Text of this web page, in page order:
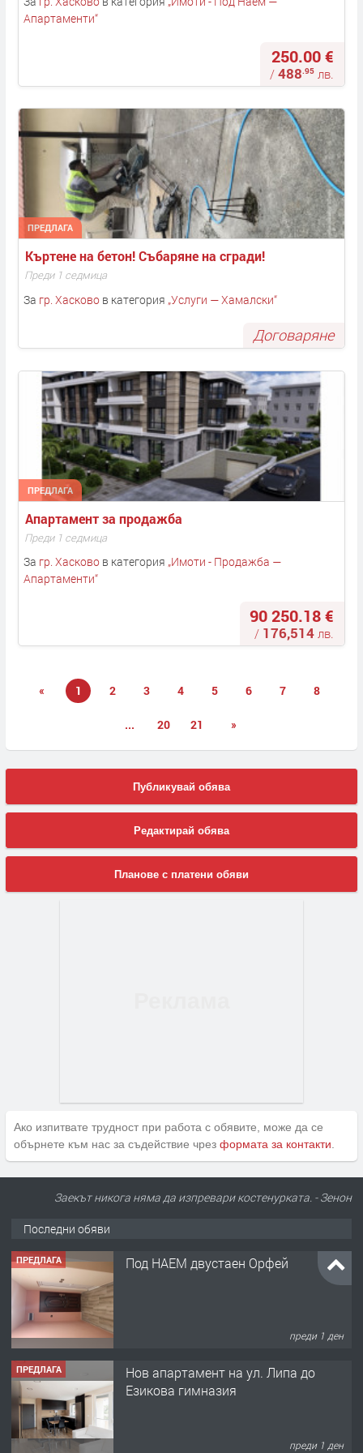
Апартаменти“
250.00 €
/488.95 лв.
ПРЕДЛАГА
Къртене на бетон! Събаряне на сгради!
Преди 1 седмица
За гр. Хасковов категория „Услуги — Хамалски“
Договаряне
ПРЕДЛАГА
Апартамент за продажба
Преди 1 седмица
За гр. Хасковов категория „Имоти - Продажба —
Апартаменти“
90 250.18 €
/ 176,514 лв.
« 1 2 3 4 5 6 7 8
... 20 21 »
Публикувай обява
Редактирай обява
Планове с платени обяви
Ако изпитвате трудност при работа с обявите, може да се
обърнете към нас за съдействие чрез формата за контакти
Заекът никога няма да изпревари костенурката. - Зенон
Последни обяви
ПРЕДЛАГА Под НАЕМ двустаен Орфей
Нов апартамент на ул. Липа до
ПРЕДЛАГА
🔑 ОБЗАВЕДЕНА ГАРСОНИЕРА ПОД